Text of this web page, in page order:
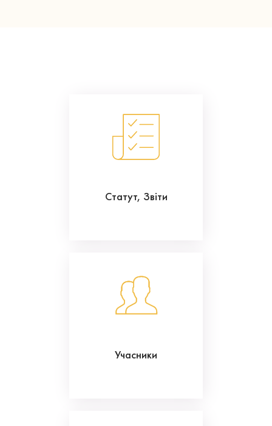
Статут, Звіти
Учасники